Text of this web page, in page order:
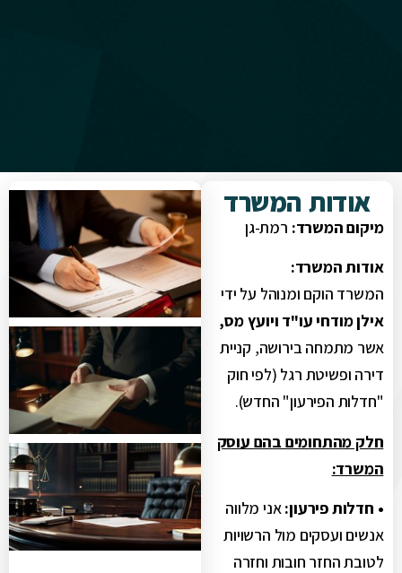
אודות המשרד
מיקום המשרד: רמת-גן
אודות המשרד:
המשרד הוקם ומנוהל על ידי
אילן מודחי עו"ד ויועץ מס,
אשר מתמחה בירושה, קניית
דירה ופשיטת רגל (לפי חוק
"חדלות הפירעון" החדש).
חלק מהתחומים בהם עוסק
המשרד:
• חדלות פירעון:אני מלווה
אנשים ועסקים מול הרשויות
לטובת החזר חובות וחזרה